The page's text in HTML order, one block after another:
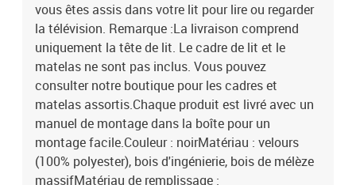
vous êtes assis dans votre lit pour lire ou regarder
la télévision. Remarque :La livraison comprend
uniquement la tête de lit. Le cadre de lit et le
matelas ne sont pas inclus. Vous pouvez
consulter notre boutique pour les cadres et
matelas assortis.Chaque produit est livré avec un
manuel de montage dans la boîte pour un
montage facile.Couleur : noirMatériau : velours
(100% polyester), bois d'ingénierie, bois de mélèze
massifMatériau de remplissage :